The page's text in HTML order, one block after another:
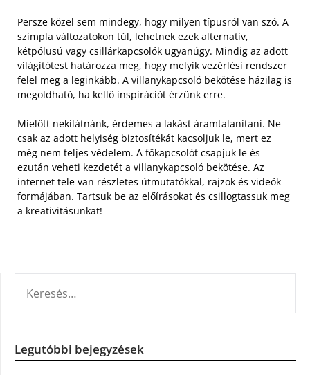
Persze közel sem mindegy, hogy milyen típusról van szó. A
szimpla változatokon túl, lehetnek ezek alternatív,
kétpólusú vagy csillárkapcsolók ugyanúgy. Mindig az adott
világítótest határozza meg, hogy melyik vezérlési rendszer
felel meg a leginkább. A villanykapcsoló bekötése házilag is
megoldható, ha kellő inspirációt érzünk erre.
Mielőtt nekilátnánk, érdemes a lakást áramtalanítani. Ne
csak az adott helyiség biztosítékát kacsoljuk le, mert ez
még nem teljes védelem. A főkapcsolót csapjuk le és
ezután veheti kezdetét a villanykapcsoló bekötése. Az
internet tele van részletes útmutatókkal, rajzok és videók
formájában. Tartsuk be az előírásokat és csillogtassuk meg
a kreativitásunkat!
Legutóbbi bejegyzések